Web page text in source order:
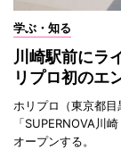
学ぶ・知る
川崎駅前にラ
リプロ初のエ
ホリプロ（東京都
「SUPERNOVA川
オープンする。